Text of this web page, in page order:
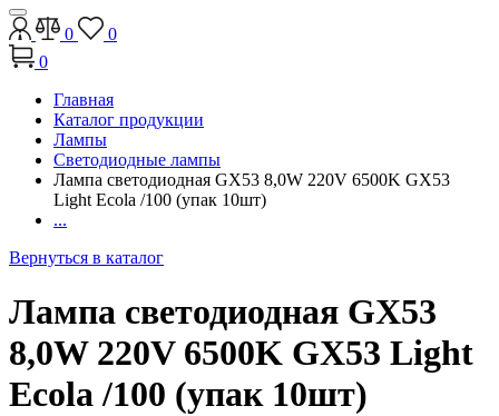
0
0
0
Главная
Каталог продукции
Лампы
Светодиодные лампы
Лампа светодиодная GX53 8,0W 220V 6500K GX53
Light Ecola /100 (упак 10шт)
...
Вернуться в каталог
Лампа светодиодная GX53
8,0W 220V 6500K GX53 Light
Ecola /100 (упак 10шт)